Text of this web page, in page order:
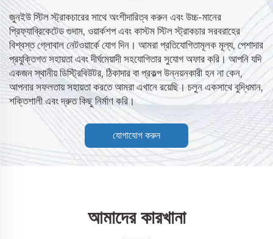
জুনইউ স্টিল স্ট্রাকচারের সাথে অংশীদারিত্ব করুন এবং উচ্চ-মানের
প্রিফ্যাব্রিকেটেড গুদাম, ওয়ার্কশপ এবং কাস্টম স্টিল স্ট্রাকচার সরবরাহের
বিশ্বস্ত গ্লোবাল নেটওয়ার্কে যোগ দিন। আমরা প্রতিযোগিতামূলক মূল্য, পেশাদার
প্রযুক্তিগত সহায়তা এবং দীর্ঘমেয়াদী সহযোগিতার সুযোগ অফার করি। আপনি যদি
একজন স্থানীয় ডিস্ট্রিবিউটর, ঠিকাদার বা প্রকল্প উন্নয়নকারী হন না কেন,
আপনার সফলতায় সহায়তা করতে আমরা এখানে রয়েছি। চলুন একসাথে বুদ্ধিমান,
শক্তিশালী এবং দ্রুত কিছু নির্মাণ করি।
যোগাযোগ করুন
আমাদের কারখানা